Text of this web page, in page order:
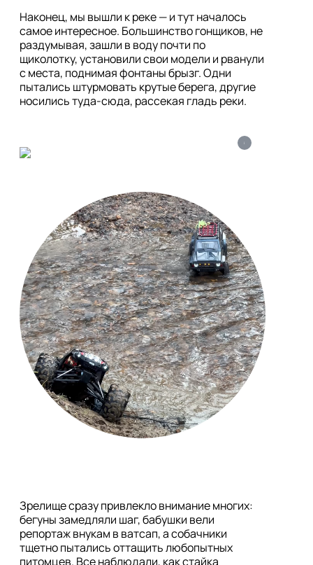
Наконец, мы вышли к реке — и тут началось
самое интересное. Большинство гонщиков, не
раздумывая, зашли в воду почти по
щиколотку, установили свои модели и рванули
с места, поднимая фонтаны брызг. Одни
пытались штурмовать крутые берега, другие
носились туда-сюда, рассекая гладь реки.
i
Зрелище сразу привлекло внимание многих:
бегуны замедляли шаг, бабушки вели
репортаж внукам в ватсап, а собачники
тщетно пытались оттащить любопытных
питомцев. Все наблюдали, как стайка